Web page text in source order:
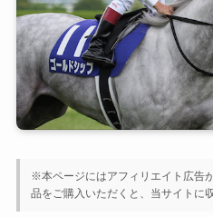
※本ページにはアフィリエイト広告
品をご購入いただくと、当サイトに